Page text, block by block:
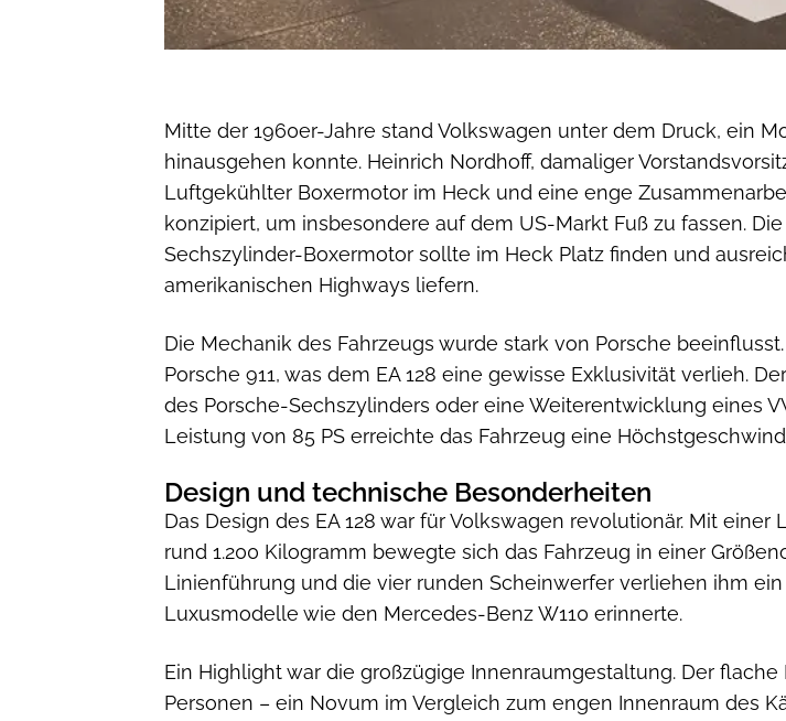
Mitte der 1960er-Jahre stand Volkswagen unter dem Druck, ein
hinausgehen konnte. Heinrich Nordhoff, damaliger
Luftgekühlter Boxermotor im Heck und eine enge
konzipiert, um insbesondere auf dem US-Markt Fuß zu fassen.
Sechszylinder-Boxermotor sollte im Heck Platz finden und
amerikanischen Highways liefern.
Die Mechanik des Fahrzeugs wurde stark von Porsche
Porsche 911, was dem EA 128 eine gewisse Exklusivität verlieh.
des Porsche-Sechszylinders oder eine Weiterentwicklung eines
Leistung von 85 PS erreichte das Fahrzeug eine
Design und technische Besonderheiten
Das Design des EA 128 war für Volkswagen revolutionär. Mit
rund 1.200 Kilogramm bewegte sich das Fahrzeug in einer
Linienführung und die vier runden Scheinwerfer verliehen ihm
Luxusmodelle wie den Mercedes-Benz W110 erinnerte.
Ein Highlight war die großzügige Innenraumgestaltung. Der
Personen – ein Novum im Vergleich zum engen Innenraum des